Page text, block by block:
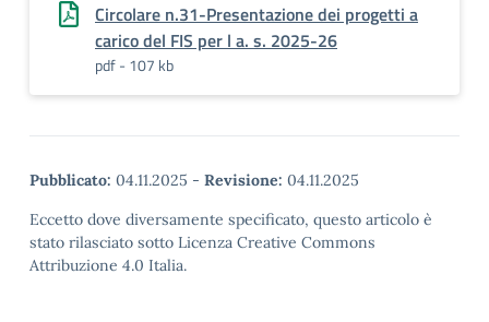
Circolare n.31-Presentazione dei progetti a
carico del FIS per l a. s. 2025-26
pdf - 107 kb
Pubblicato: 04.11.2025 - Revisione: 04.11.2025
Eccetto dove diversamente specificato, questo articolo è
stato rilasciato sotto Licenza Creative Commons
Attribuzione 4.0 Italia.